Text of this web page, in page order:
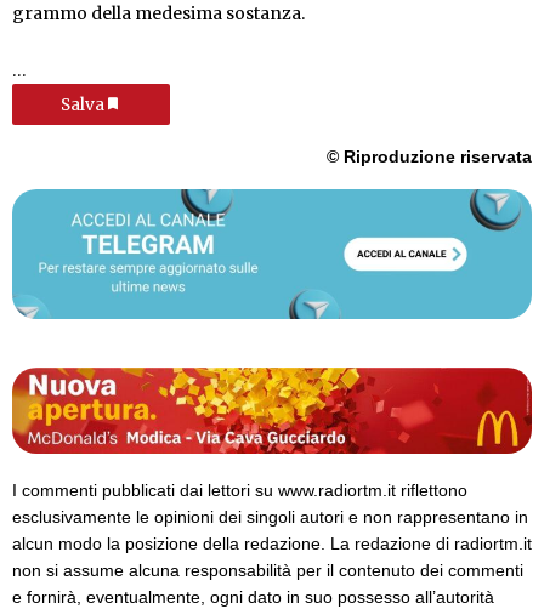
grammo della medesima sostanza.
…
Salva
© Riproduzione riservata
I commenti pubblicati dai lettori su www.radiortm.it riflettono
esclusivamente le opinioni dei singoli autori e non rappresentano in
alcun modo la posizione della redazione. La redazione di radiortm.it
non si assume alcuna responsabilità per il contenuto dei commenti
e fornirà, eventualmente, ogni dato in suo possesso all’autorità